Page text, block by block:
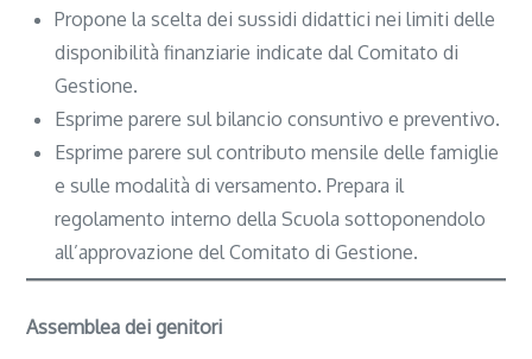
Propone la scelta dei sussidi didattici nei limiti delle
disponibilità finanziarie indicate dal Comitato di
Gestione.
Esprime parere sul bilancio consuntivo e preventivo.
Esprime parere sul contributo mensile delle famiglie
e sulle modalità di versamento. Prepara il
regolamento interno della Scuola sottoponendolo
all’approvazione del Comitato di Gestione.
Assemblea dei genitori